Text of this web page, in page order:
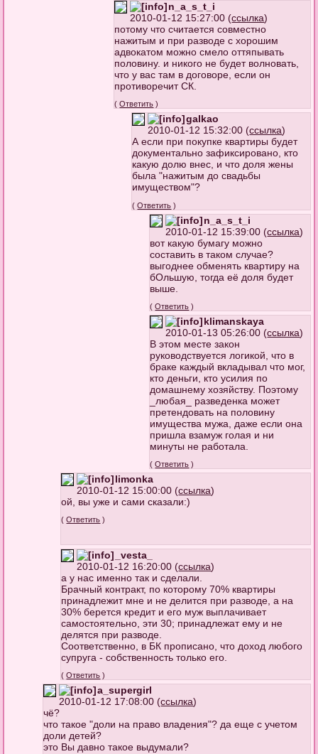
n_a_s_t_i
2010-01-12 15:27:00 (ссылка)
потому что считается совместно
нажитым и при разводе с хорошим
адвокатом можно смело оттяпывать
половину. и никого не будет волновать,
что у вас там в договоре, если он
противоречит СК.
(Ответить )
galkao
2010-01-12 15:32:00 (ссылка)
А если при покупке квартиры будет
документально зафиксировано, кто
какую долю внес, и что доля жены
была "нажитым до свадьбы
имуществом"?
(Ответить )
n_a_s_t_i
2010-01-12 15:39:00 (ссылка)
вот какую бумагу можно
составить в таком случае?
выгоднее обменять квартиру на
бОльшую, тогда её доля будет
выше.
(Ответить )
klimanskaya
2010-01-13 05:26:00 (ссылка)
В этом месте закон
руководствуется логикой, что в
браке каждый вкладывал что мог,
кто деньги, кто усилия по
домашнему хозяйству. Поэтому
_любая_ разведенка может
претендовать на половину
имущества мужа, даже если она
пришла взамуж голая и ни
минуты не работала.
(Ответить )
limonka
2010-01-12 15:00:00 (ссылка)
ой, вы уже и сами сказали:)
(Ответить )
_vesta_
2010-01-12 16:20:00 (ссылка)
а у нас именно так и сделали.
Брачный контракт, по которому 70% квартиры
принадлежит мне и не делится при разводе, а на
30% берется кредит и его муж выплачивает
самостоятельно, эти 30; принадлежат ему и не
делятся при разводе.
Соответственно, в БК прописано, что доход любого
супруга - собственность только его.
(Ответить )
a_supergirl
2010-01-12 17:08:00 (ссылка)
чё?
что такое "доли на право владения"? да еще с учетом
доли детей?
это Вы давно такое выдумали?